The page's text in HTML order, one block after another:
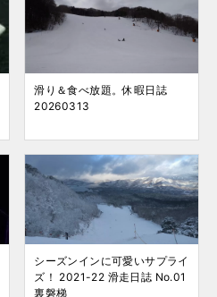
滑り＆食べ放題。休暇日誌
20260313
シーズンインに可愛いサプライ
ズ！ 2021-22 滑走日誌 No.01
裏磐梯